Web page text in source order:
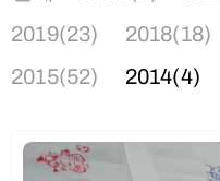
2019(23)
2018(18)
2015(52)
2014(4)